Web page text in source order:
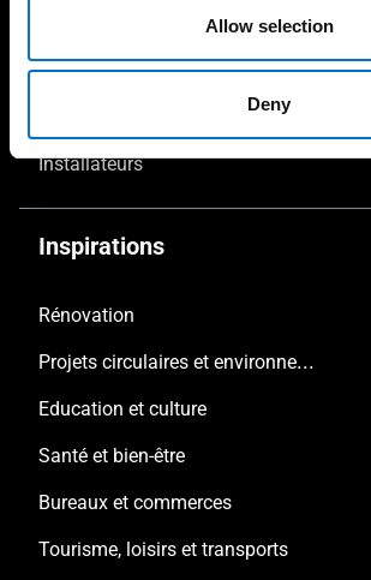
Allow selection
Deny
Bureaux d’étude et économistes
Fabricants
Maîtres d'œuvres et promoteurs
Installateurs
Inspirations
Rénovation
Projets circulaires et environnementaux
Education et culture
Santé et bien-être
Bureaux et commerces
Tourisme, loisirs et transports